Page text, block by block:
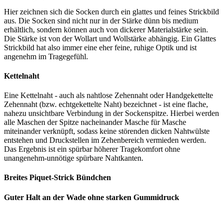
Hier zeichnen sich die Socken durch ein glattes und feines Strickbild
aus. Die Socken sind nicht nur in der Stärke dünn bis medium
erhältlich, sondern können auch von dickerer Materialstärke sein.
Die Stärke ist von der Wollart und Wollstärke abhängig. Ein Glattes
Strickbild hat also immer eine eher feine, ruhige Optik und ist
angenehm im Tragegefühl.
Kettelnaht
Eine Kettelnaht - auch als nahtlose Zehennaht oder Handgekettelte
Zehennaht (bzw. echtgekettelte Naht) bezeichnet - ist eine flache,
nahezu unsichtbare Verbindung in der Sockenspitze. Hierbei werden
alle Maschen der Spitze nacheinander Masche für Masche
miteinander verknüpft, sodass keine störenden dicken Nahtwülste
entstehen und Druckstellen im Zehenbereich vermieden werden.
Das Ergebnis ist ein spürbar höherer Tragekomfort ohne
unangenehm-unnötige spürbare Nahtkanten.
Breites Piquet-Strick Bündchen
Guter Halt an der Wade ohne starken Gummidruck